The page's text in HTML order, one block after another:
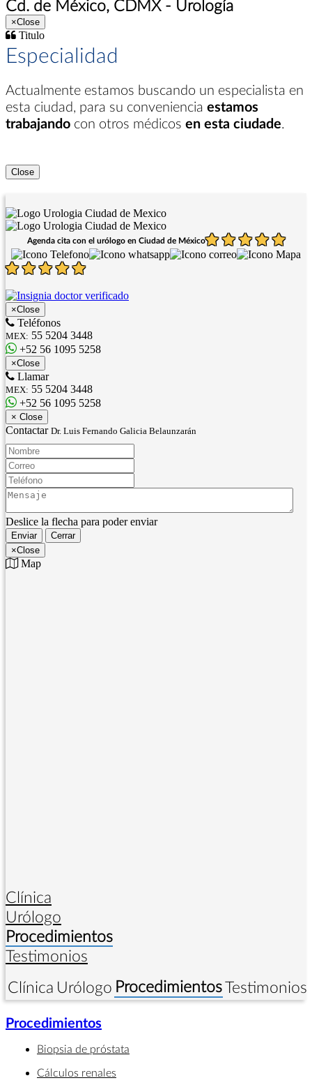
Cd. de México, CDMX - Urología
×Close
Titulo
Especialidad
Actualmente estamos buscando un especialista en
esta ciudad, para su conveniencia estamos
trabajando con otros médicos en esta ciudade.
Close
Agenda cita con el urólogo en Ciudad de México
×Close
Teléfonos
MEX: 55 5204 3448
+52 56 1095 5258
×Close
Llamar
MEX: 55 5204 3448
+52 56 1095 5258
× Close
Contactar Dr. Luis Fernando Galicia Belaunzarán
Nombre:
Correo:
Teléfono:
Mensaje:
Deslice la flecha para poder enviar
Enviar
Cerrar
×Close
Map
Clínica
Urólogo
Procedimientos
Testimonios
Clínica Urólogo ProcedimientosTestimonios
Procedimientos
Biopsia de próstata
Cálculos renales